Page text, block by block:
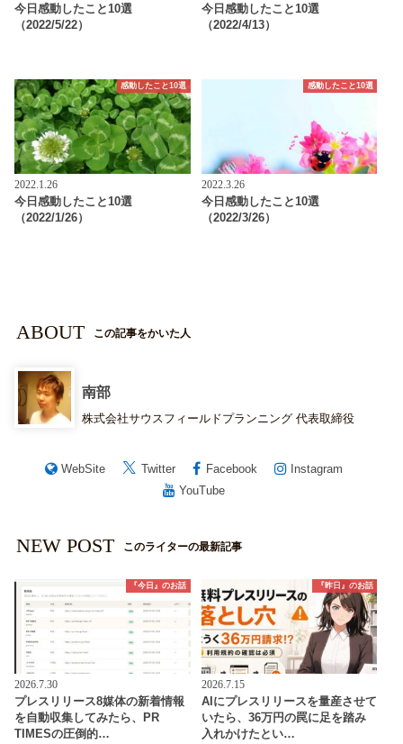
今日感動したこと10選
（2022/5/22）
今日感動したこと10選
（2022/4/13）
感動したこと10選
2022.1.26
今日感動したこと10選
（2022/1/26）
感動したこと10選
2022.3.26
今日感動したこと10選
（2022/3/26）
ABOUT この記事をかいた人
南部
株式会社サウスフィールドプランニング 代表取締役
WebSite Twitter Facebook
Instagram
YouTube
NEW POST このライターの最新記事
『今日』のお話
2026.7.30
プレスリリース8媒体の新着情報
を自動収集してみたら、PR
TIMESの圧倒的…
『昨日』のお話
2026.7.15
AIにプレスリリースを量産させて
いたら、36万円の罠に足を踏み
入れかけたとい…